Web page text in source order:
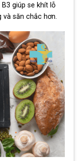
giúp se khít lỗ
săn chắc hơn.